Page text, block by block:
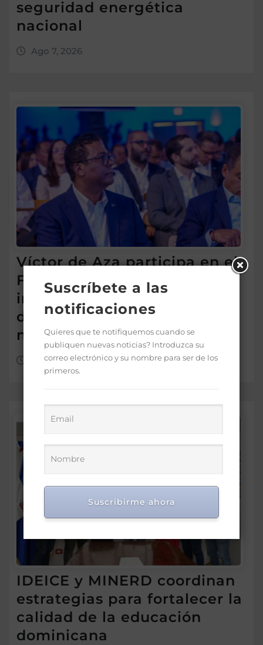
seguridad energética
nacional
Ago 7, 2026
Víctor de Aza participa en el
Foro Meta RD 2036 para
impulsar una visión de
desarrollo y prosperidad
nacional
Ago 7, 2026
IDEICE y MINERD coordinan
estrategias para fortalecer la
calidad de la educación
dominicana
Suscríbete a las
notificaciones
Quieres que te notifiquemos cuando se
publiquen nuevas noticias? Introduzca su
correo electrónico y su nombre para ser de los
primeros.
Suscribirme ahora